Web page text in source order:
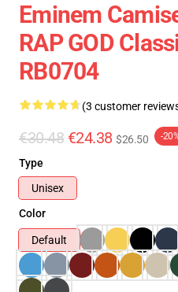
Eminem
RAP GOD
RB0704
(3 customer
€30.48 €24.38 $26.50 -
Type
Unisex
Color
Default